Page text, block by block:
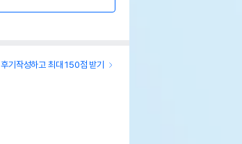
후기작성하고 최대 150점 받기